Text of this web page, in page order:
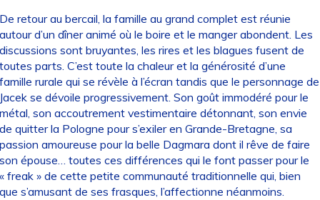
retour au bercail, la famille au grand complet est réunie
d’un dîner animé où le boire et le manger abondent. Les
sont bruyantes, les rires et les blagues fusent de
parts. C’est toute la chaleur et la générosité d’une
rurale qui se révèle à l’écran tandis que le personnage de
se dévoile progressivement. Son goût immodéré pour le
son accoutrement vestimentaire détonnant, son envie
quitter la Pologne pour s’exiler en Grande-Bretagne, sa
amoureuse pour la belle Dagmara dont il rêve de faire
épouse… toutes ces différences qui le font passer pour le
freak » de cette petite communauté traditionnelle qui, bien
s’amusant de ses frasques, l’affectionne néanmoins.